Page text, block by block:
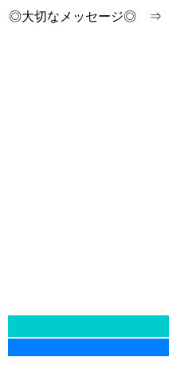
◎大切なメッセージ◎ ⇒